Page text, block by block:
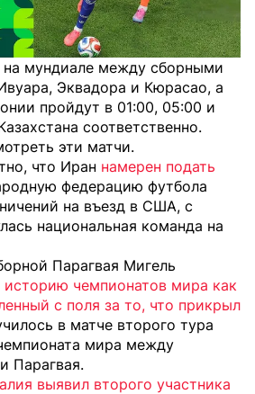
мундиале между сборными
Эквадора и Кюрасао, а
пройдут в 01:00, 05:00 и
соответственно.
эти матчи.
что Иран намерен подать
федерацию футбола
на въезд в США, с
национальная команда на
Парагвая Мигель
историю чемпионатов мира как
с поля за то, что прикрыл
в матче второго тура
мира между
Парагвая.
выявил второго участника